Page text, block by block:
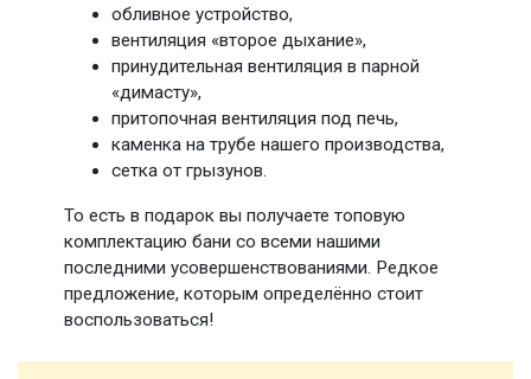
обливное устройство,
вентиляция «второе дыхание»,
принудительная вентиляция в парной
«димасту»,
притопочная вентиляция под печь,
каменка на трубе нашего производства,
сетка от грызунов.
То есть в подарок вы получаете топовую
комплектацию бани со всеми нашими
последними усовершенствованиями. Редкое
предложение, которым определённо стоит
воспользоваться!